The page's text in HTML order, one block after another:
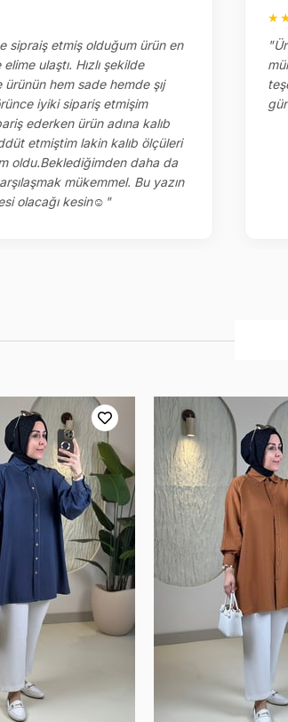
sipraiş etmiş olduğum ürün en
elime ulaştı. Hızlı şekilde
ürünün hem sade hemde şıj
ederken ürün adına kalıb
etmiştim lakin kalıb ölçüleri
oldu.Beklediğimden daha da
mükemmel. Bu yazın
olacağı kesin☺️"